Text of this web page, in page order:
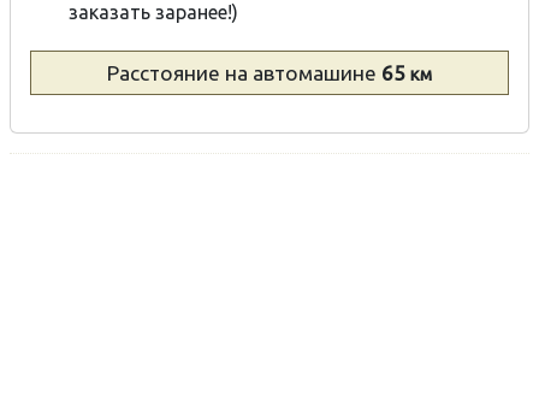
заказать заранее!)
Расстояние на автомашине 65 км